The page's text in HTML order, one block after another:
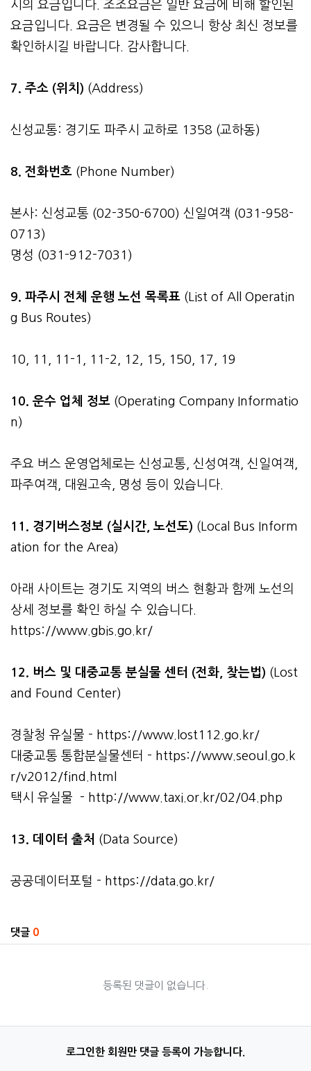
시의 요금입니다. 조조요금은 일반 요금에 비해 할인된
요금입니다. 요금은 변경될 수 있으니 항상 최신 정보를
확인하시길 바랍니다. 감사합니다.
7. 주소 (위치) (Address)
신성교통: 경기도 파주시 교하로 1358 (교하동)
8. 전화번호 (Phone Number)
본사: 신성교통 (02-350-6700) 신일여객 (031-958-
0713)
명성 (031-912-7031)
9. 파주시 전체 운행 노선 목록표 (List of All Operatin
g Bus Routes)
10, 11, 11-1, 11-2, 12, 15, 150, 17, 19
10. 운수 업체 정보 (Operating Company Informatio
n)
주요 버스 운영업체로는 신성교통, 신성여객, 신일여객,
파주여객, 대원고속, 명성 등이 있습니다.
11. 경기버스정보 (실시간, 노선도) (Local Bus Inform
ation for the Area)
아래 사이트는 경기도 지역의 버스 현황과 함께 노선의
상세 정보를 확인 하실 수 있습니다.
https://www.gbis.go.kr/
12. 버스 및 대중교통 분실물 센터 (전화, 찾는법) (Lost
and Found Center)
경찰청 유실물 - https://www.lost112.go.kr/
대중교통 통합분실물센터 - https://www.seoul.go.k
r/v2012/find.html
택시 유실물 - http://www.taxi.or.kr/02/04.php
13. 데이터 출처 (Data Source)
공공데이터포털 - https://data.go.kr/
댓글 0
등록된 댓글이 없습니다.
로그인한 회원만 댓글 등록이 가능합니다.